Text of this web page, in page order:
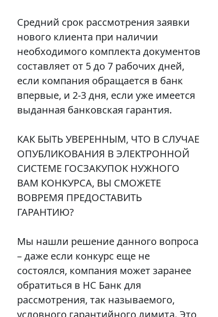
Средний срок рассмотрения заявки
нового клиента при наличии
необходимого комплекта документов
составляет от 5 до 7 рабочих дней,
если компания обращается в банк
впервые, и 2-3 дня, если уже имеется
выданная банковская гарантия.
КАК БЫТЬ УВЕРЕННЫМ, ЧТО В СЛУЧАЕ
ОПУБЛИКОВАНИЯ В ЭЛЕКТРОННОЙ
СИСТЕМЕ ГОСЗАКУПОК НУЖНОГО
ВАМ КОНКУРСА, ВЫ СМОЖЕТЕ
ВОВРЕМЯ ПРЕДОСТАВИТЬ
ГАРАНТИЮ?
Мы нашли решение данного вопроса
– даже если конкурс еще не
состоялся, компания может заранее
обратиться в НС Банк для
рассмотрения, так называемого,
условного гарантийного лимита. Это